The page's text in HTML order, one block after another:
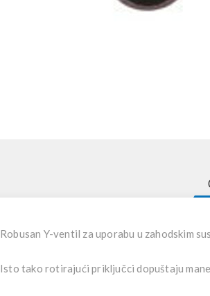
Robusan Y-ventil za uporabu u zahodskim
Isto tako rotirajući priključci dopuštaju